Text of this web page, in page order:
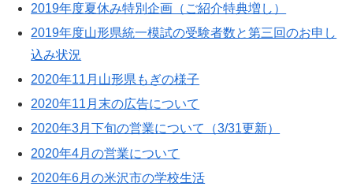
2019年度夏休み特別企画（ご紹介特典増し）
2019年度山形県統一模試の受験者数と第三回のお申し
込み状況
2020年11月山形県もぎの様子
2020年11月末の広告について
2020年3月下旬の営業について（3/31更新）
2020年4月の営業について
2020年6月の米沢市の学校生活